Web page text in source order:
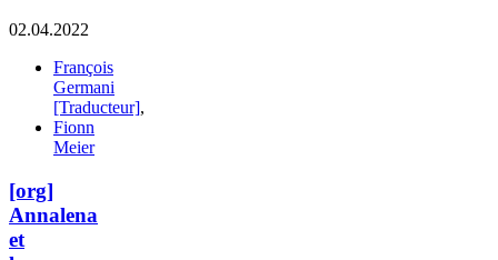
02.04.2022
François
Germani
[Traducteur],
Fionn
Meier
[org]
Annalena
et